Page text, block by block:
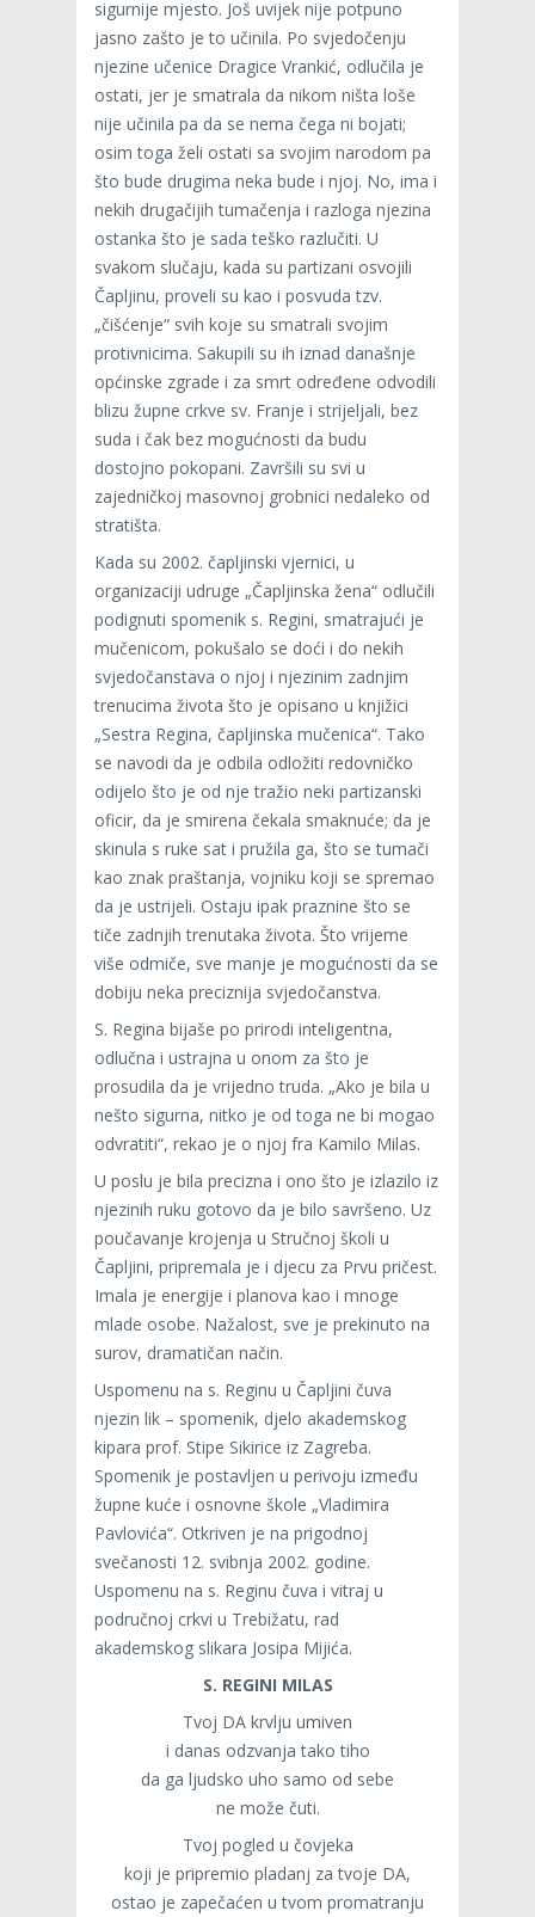
sigurnije mjesto. Još uvijek nije potpuno
jasno zašto je to učinila. Po svjedočenju
njezine učenice Dragice Vrankić, odlučila je
ostati, jer je smatrala da nikom ništa loše
nije učinila pa da se nema čega ni bojati;
osim toga želi ostati sa svojim narodom pa
što bude drugima neka bude i njoj. No, ima i
nekih drugačijih tumačenja i razloga njezina
ostanka što je sada teško razlučiti. U
svakom slučaju, kada su partizani osvojili
Čapljinu, proveli su kao i posvuda tzv.
„čišćenje“ svih koje su smatrali svojim
protivnicima. Sakupili su ih iznad današnje
općinske zgrade i za smrt određene odvodili
blizu župne crkve sv. Franje i strijeljali, bez
suda i čak bez mogućnosti da budu
dostojno pokopani. Završili su svi u
zajedničkoj masovnoj grobnici nedaleko od
stratišta.
Kada su 2002. čapljinski vjernici, u
organizaciji udruge „Čapljinska žena“ odlučili
podignuti spomenik s. Regini, smatrajući je
mučenicom, pokušalo se doći i do nekih
svjedočanstava o njoj i njezinim zadnjim
trenucima života što je opisano u knjižici
„Sestra Regina, čapljinska mučenica“. Tako
se navodi da je odbila odložiti redovničko
odijelo što je od nje tražio neki partizanski
oficir, da je smirena čekala smaknuće; da je
skinula s ruke sat i pružila ga, što se tumači
kao znak praštanja, vojniku koji se spremao
da je ustrijeli. Ostaju ipak praznine što se
tiče zadnjih trenutaka života. Što vrijeme
više odmiče, sve manje je mogućnosti da se
dobiju neka preciznija svjedočanstva.
S. Regina bijaše po prirodi inteligentna,
odlučna i ustrajna u onom za što je
prosudila da je vrijedno truda. „Ako je bila u
nešto sigurna, nitko je od toga ne bi mogao
odvratiti“, rekao je o njoj fra Kamilo Milas.
U poslu je bila precizna i ono što je izlazilo iz
njezinih ruku gotovo da je bilo savršeno. Uz
poučavanje krojenja u Stručnoj školi u
Čapljini, pripremala je i djecu za Prvu pričest.
Imala je energije i planova kao i mnoge
mlade osobe. Nažalost, sve je prekinuto na
surov, dramatičan način.
Uspomenu na s. Reginu u Čapljini čuva
njezin lik – spomenik, djelo akademskog
kipara prof. Stipe Sikirice iz Zagreba.
Spomenik je postavljen u perivoju između
župne kuće i osnovne škole „Vladimira
Pavlovića“. Otkriven je na prigodnoj
svečanosti 12. svibnja 2002. godine.
Uspomenu na s. Reginu čuva i vitraj u
područnoj crkvi u Trebižatu, rad
akademskog slikara Josipa Mijića.
S. REGINI MILAS
Tvoj DA krvlju umiven
i danas odzvanja tako tiho
da ga ljudsko uho samo od sebe
ne može čuti.
Tvoj pogled u čovjeka
koji je pripremio pladanj za tvoje DA,
ostao je zapečaćen u tvom promatranju